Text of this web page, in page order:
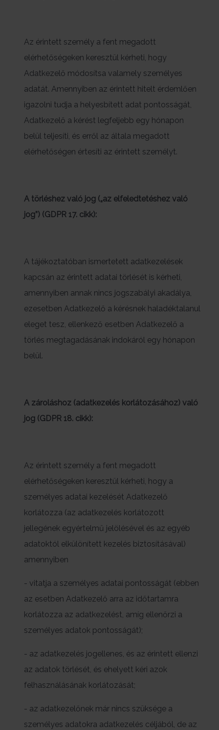
Az érintett személy a fent megadott
elérhetőségeken keresztül kérheti, hogy
Adatkezelő módosítsa valamely személyes
adatát. Amennyiben az érintett hitelt érdemlően
igazolni tudja a helyesbített adat pontosságát,
Adatkezelő a kérést legfeljebb egy hónapon
belül teljesíti, és erről az általa megadott
elérhetőségen értesíti az érintett személyt.
A törléshez való jog („az elfeledtetéshez való
jog”) (GDPR 17. cikk):
A tájékoztatóban ismertetett adatkezelések
kapcsán az érintett adatai törlését is kérheti,
amennyiben annak nincs jogszabályi akadálya,
ezesetben Adatkezelő a kérésnek haladéktalanul
eleget tesz, ellenkező esetben Adatkezelő a
törlés megtagadásának indokáról egy hónapon
belül.
A zároláshoz (adatkezelés korlátozásához) való
jog (GDPR 18. cikk):
Az érintett személy a fent megadott
elérhetőségeken keresztül kérheti, hogy a
személyes adatai kezelését Adatkezelő
korlátozza (az adatkezelés korlátozott
jellegének egyértelmű jelölésével és az egyéb
adatoktól elkülönített kezelés biztosításával)
amennyiben
- vitatja a személyes adatai pontosságát (ebben
az esetben Adatkezelő arra az időtartamra
korlátozza az adatkezelést, amíg ellenőrzi a
személyes adatok pontosságát);
- az adatkezelés jogellenes, és az érintett ellenzi
az adatok törlését, és ehelyett kéri azok
felhasználásának korlátozását;
- az adatkezelőnek már nincs szüksége a
személyes adatokra adatkezelés céljából, de az